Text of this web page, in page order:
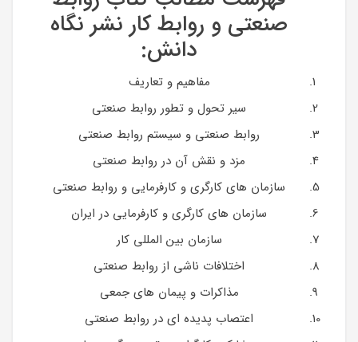
صنعتی و روابط کار نشر نگاه
دانش:
مفاهیم و تعاریف
سیر تحول و تطور روابط صنعتی
روابط صنعتی و سیستم روابط صنعتی
مزد و نقش آن در روابط صنعتی
سازمان های کارگری و کارفرمایی و روابط صنعتی
سازمان های کارگری و کارفرمایی در ایران
سازمان بین المللی کار
اختلافات ناشی از روابط صنعتی
مذاکرات و پیمان های جمعی
اعتصاب پدیده ای در روابط صنعتی